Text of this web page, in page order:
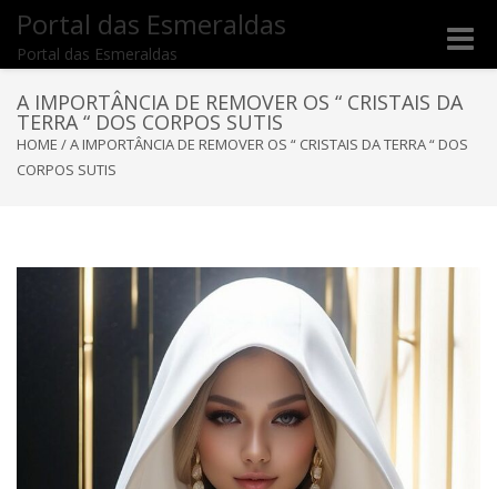
Portal das Esmeraldas
Portal das Esmeraldas
Toggle
A IMPORTÂNCIA DE REMOVER OS “ CRISTAIS DA
TERRA “ DOS CORPOS SUTIS
HOME /A IMPORTÂNCIA DE REMOVER OS “ CRISTAIS DA TERRA “ DOS
CORPOS SUTIS